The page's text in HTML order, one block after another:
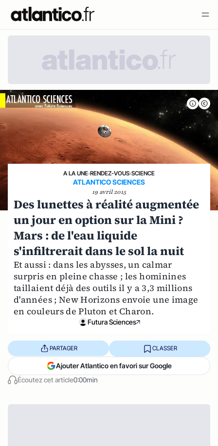
A LA UNE›RENDEZ-VOUS›SCIENCE
ATLANTICO SCIENCES
19 avril 2015
Des lunettes à réalité augmentée
un jour en option sur la Mini ?
Mars : de l'eau liquide
s'infiltrerait dans le sol la nuit
Et aussi : dans les abysses, un calmar
surpris en pleine chasse ; les hominines
taillaient déjà des outils il y a 3,3 millions
d'années ; New Horizons envoie une image
en couleurs de Pluton et Charon.
Futura Sciences
Écoutez cet article0:00min
PARTAGER CLASSER
Ajouter Atlantico en favori sur Google